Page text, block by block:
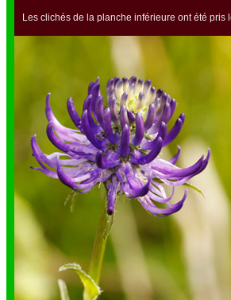
Les clichés de la planche inférieure ont été